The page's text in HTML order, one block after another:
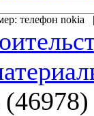
телефон